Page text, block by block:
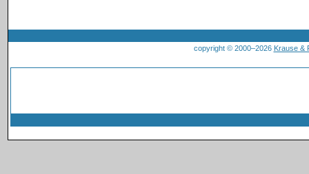
copyright © 2000–2026 Krause &